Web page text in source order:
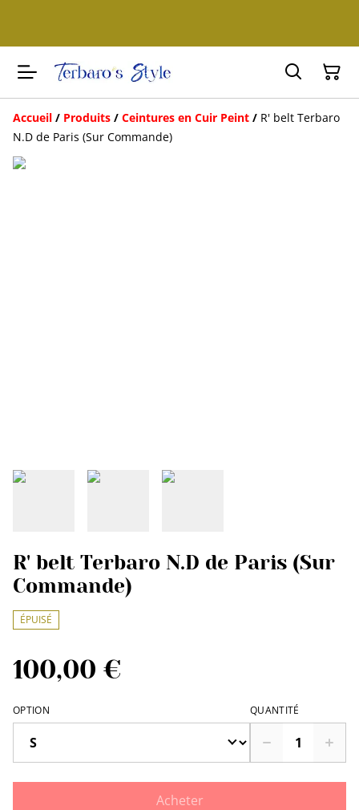
Accueil / Produits / Ceintures en Cuir Peint / R' belt Terbaro
N.D de Paris (Sur Commande)
R' belt Terbaro N.D de Paris (Sur
Commande)
ÉPUISÉ
100,00 €
OPTION QUANTITÉ
Acheter